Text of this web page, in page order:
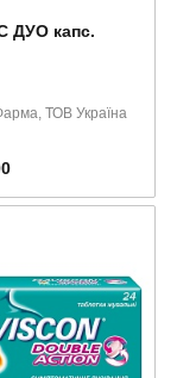
ДУО капс.
ТОВ Україна